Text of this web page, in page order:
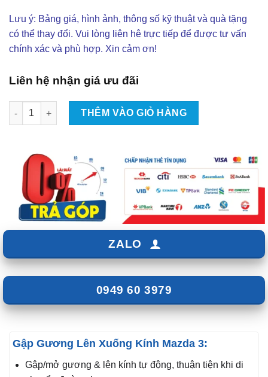
Lưu ý: Bảng giá, hình ảnh, thông số kỹ thuật và quà tặng
có thể thay đổi. Vui lòng liên hê trực tiếp để được tư vấn
chính xác và phù hợp. Xin cảm ơn!
Liên hệ nhận giá ưu đãi
Độ Gập Gương Lên Xuống Kính Xe Mazda 3 số lượng
THÊM VÀO GIỎ HÀNG
ZALO
0949 60 3979
Gập Gương Lên Xuống Kính Mazda 3:
Gập/mở gương & lên kính tự động, thuận tiện khi di